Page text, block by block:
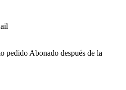
pedido Abonado después de la